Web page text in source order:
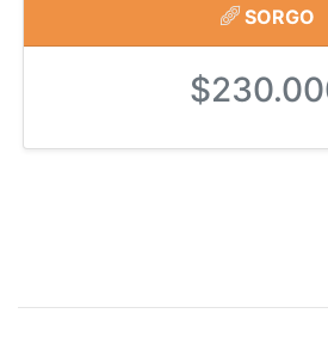
SORGO